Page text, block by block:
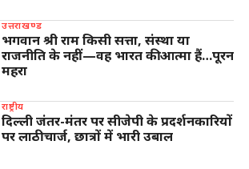
उत्तराखण्ड
भगवान श्री राम किसी सत्ता, संस्था या
राजनीति के नहीं—वह भारत की आत्मा हैं…पूरन
महरा
राष्ट्रीय
दिल्ली जंतर-मंतर पर सीजेपी के प्रदर्शनकारियों
पर लाठीचार्ज, छात्रों में भारी उबाल